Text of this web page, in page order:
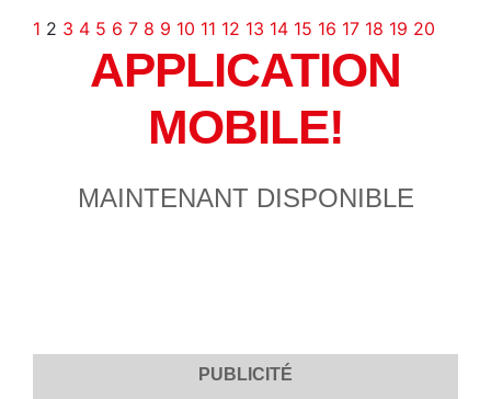
1 2 3 4 5 6 7 8 9 10 11 12 13 14 15 16 17 18 19 20
APPLICATION
MOBILE!
MAINTENANT DISPONIBLE
PUBLICITÉ